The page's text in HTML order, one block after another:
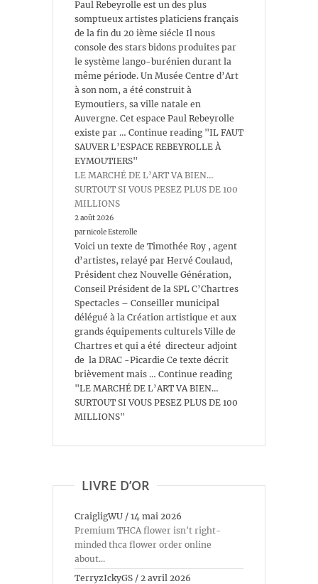
Paul Rebeyrolle est un des plus
somptueux artistes platiciens français
de la fin du 20 ième siécle Il nous
console des stars bidons produites par
le système lango-burénien durant la
même période. Un Musée Centre d’Art
à son nom, a été construit à
Eymoutiers, sa ville natale en
Auvergne. Cet espace Paul Rebeyrolle
existe par … Continue reading "IL FAUT
SAUVER L’ESPACE REBEYROLLE À
EYMOUTIERS"
LE MARCHÉ DE L’ART VA BIEN…
SURTOUT SI VOUS PESEZ PLUS DE 100
MILLIONS
2 août 2026
par nicole Esterolle
Voici un texte de Timothée Roy , agent
d’artistes, relayé par Hervé Coulaud,
Président chez Nouvelle Génération,
Conseil Président de la SPL C’Chartres
Spectacles – Conseiller municipal
délégué à la Création artistique et aux
grands équipements culturels Ville de
Chartres et qui a été directeur adjoint
de la DRAC -Picardie Ce texte décrit
brièvement mais … Continue reading
"LE MARCHÉ DE L’ART VA BIEN…
SURTOUT SI VOUS PESEZ PLUS DE 100
MILLIONS"
LIVRE D’OR
CraigligWU / 14 mai 2026
Premium THCA flower isn't right-
minded thca flower order online
about...
TerryzIckyGS / 2 avril 2026